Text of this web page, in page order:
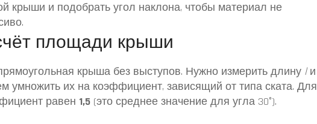
крыши и подобрать угол наклона, чтобы материал не
площади крыши
крыша без выступов. Нужно измерить длину lи
умножить их на коэффициент, зависящий от типа ската. Для
равен 1,5 (это среднее значение для угла 30°).